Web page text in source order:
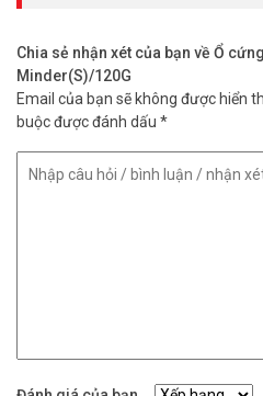
Chia sẻ nhận xét của bạn về Ổ
Minder(S)/120G
Email của bạn sẽ không được hiển
buộc được đánh dấu *